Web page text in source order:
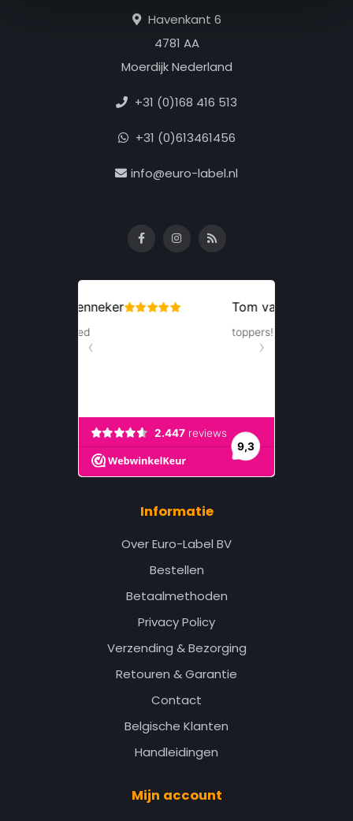
Havenkant 6
4781 AA
Moerdijk Nederland
+31 (0)168 416 513
+31 (0)613461456
info@euro-label.nl
Informatie
Over Euro-Label BV
Bestellen
Betaalmethoden
Privacy Policy
Verzending & Bezorging
Retouren & Garantie
Contact
Belgische Klanten
Handleidingen
Mijn account